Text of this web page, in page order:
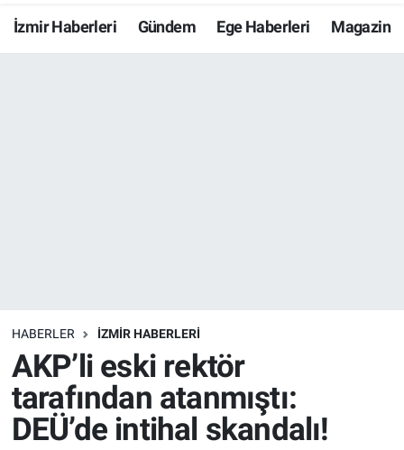
İzmir Haberleri Gündem Ege Haberleri Magazin
HABERLER İZMİR HABERLERİ
AKP’li eski rektör
tarafından atanmıştı:
DEÜ’de intihal skandalı!
Resmi İlanlar